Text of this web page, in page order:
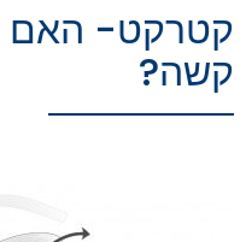
קטרקט- האם
קשה?